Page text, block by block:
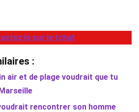
la sur le tchat
:
air et de plage voudrait que tu
rencontrer son homme